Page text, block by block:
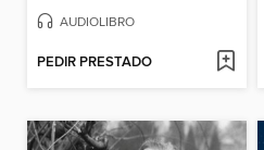
AUDIOLIBRO
PEDIR PRESTADO